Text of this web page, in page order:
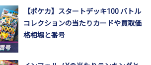
【ポケカ】スタートデッキ100 バトル
コレクションの当たりカードや買取価
格相場と番号